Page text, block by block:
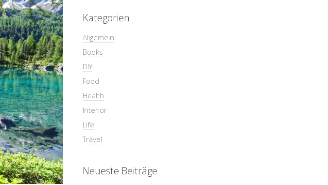
Kategorien
Allgemein
Books
DIY
Food
Health
Interior
Life
Travel
Neueste Beiträge